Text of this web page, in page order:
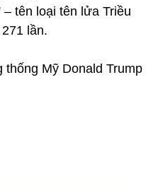
– tên loại tên lửa Triều
lần.
thống Mỹ Donald Trump